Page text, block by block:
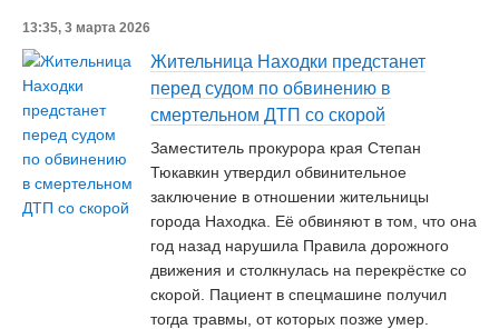
13:35, 3 марта 2026
Жительница Находки предстанет
перед судом по обвинению в
смертельном ДТП со скорой
Заместитель прокурора края Степан
Тюкавкин утвердил обвинительное
заключение в отношении жительницы
города Находка. Её обвиняют в том, что она
год назад нарушила Правила дорожного
движения и столкнулась на перекрёстке со
скорой. Пациент в спецмашине получил
тогда травмы, от которых позже умер.